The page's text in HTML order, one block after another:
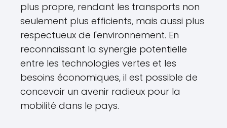
plus propre, rendant les transports non
seulement plus efficients, mais aussi plus
respectueux de l'environnement. En
reconnaissant la synergie potentielle
entre les technologies vertes et les
besoins économiques, il est possible de
concevoir un avenir radieux pour la
mobilité dans le pays.